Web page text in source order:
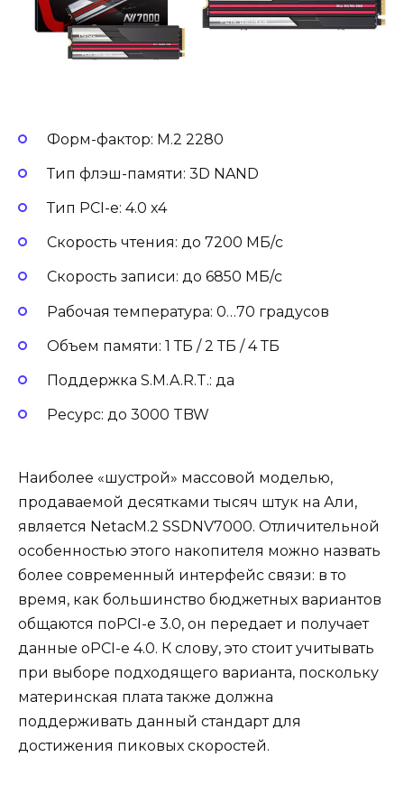
Форм-фактор: M.2 2280
Тип флэш-памяти: 3D NAND
Тип PCI-e: 4.0 x4
Скорость чтения: до 7200 МБ/с
Скорость записи: до 6850 МБ/с
Рабочая температура: 0…70 градусов
Объем памяти: 1 ТБ / 2 ТБ / 4 ТБ
Поддержка S.M.A.R.T.: да
Ресурс: до 3000 TBW
Наиболее «шустрой» массовой моделью,
продаваемой десятками тысяч штук на Али,
является NetacM.2 SSDNV7000. Отличительной
особенностью этого накопителя можно назвать
более современный интерфейс связи: в то
время, как большинство бюджетных вариантов
общаются поPCI-e 3.0, он передает и получает
данные оPCI-e 4.0. К слову, это стоит учитывать
при выборе подходящего варианта, поскольку
материнская плата также должна
поддерживать данный стандарт для
достижения пиковых скоростей.